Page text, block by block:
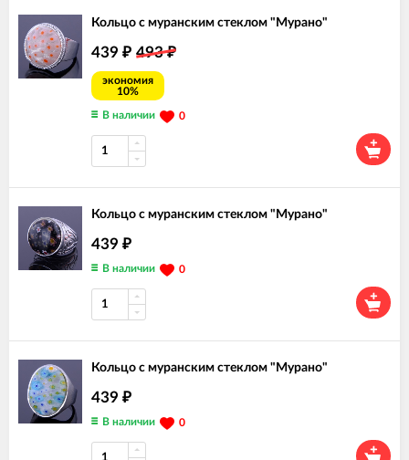
Кольцо с муранским стеклом "Мурано"
439 ₽ 493₽
экономия
10%
В наличии 0
Кольцо с муранским стеклом "Мурано"
439 ₽
В наличии 0
Кольцо с муранским стеклом "Мурано"
439 ₽
В наличии 0